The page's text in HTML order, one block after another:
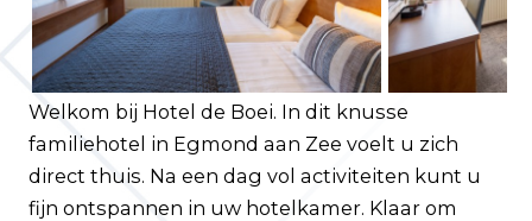
Welkom bij Hotel de Boei. In dit knusse
familiehotel in Egmond aan Zee voelt u zich
direct thuis. Na een dag vol activiteiten kunt u
fijn ontspannen in uw hotelkamer. Klaar om